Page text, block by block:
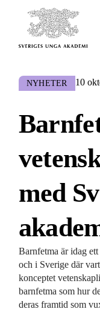
NYHETER 10
med
Barnfetma är idag
och i Sverige där
konceptet
barnfetma som hur
deras framtid som